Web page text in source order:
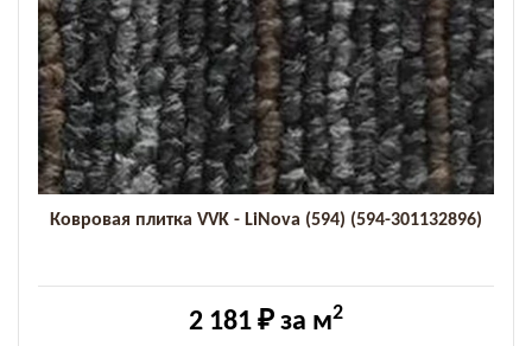
Ковровая плитка VVK - LiNova (594) (594-301132896)
2 181 ₽ за м2